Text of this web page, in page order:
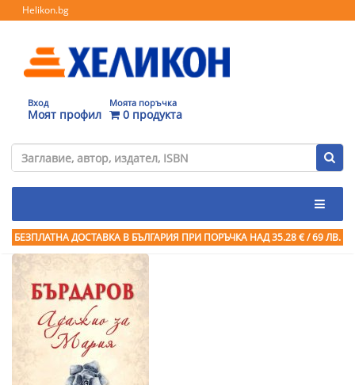
Helikon.bg
Вход
Моят профил
Моята поръчка
0 продукта
БЕЗПЛАТНА ДОСТАВКА В БЪЛГАРИЯ ПРИ ПОРЪЧКА НАД 35.28 € / 69 ЛВ.